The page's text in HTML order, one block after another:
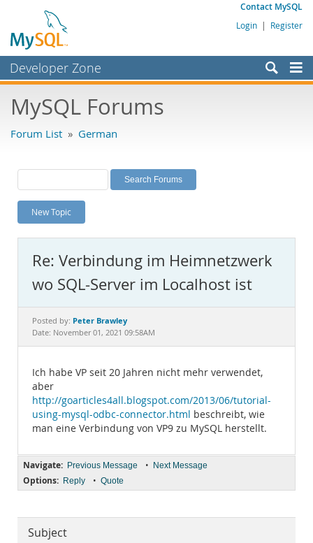
Contact MySQL
Login | Register
Developer Zone
Bugs
Labs
Planet MySQL
News and Events
MySQL.com
Downloads
Documentation
MySQL Forums
Forum List » German
New Topic
Re: Verbindung im Heimnetzwerk
wo SQL-Server im Localhost ist
Posted by: Peter Brawley
Date: November 01, 2021 09:58AM
Ich habe VP seit 20 Jahren nicht mehr verwendet,
aber
http://goarticles4all.blogspot.com/2013/06/tutorial-
using-mysql-odbc-connector.html beschreibt, wie
man eine Verbindung von VP9 zu MySQL herstellt.
Navigate: Previous Message • Next Message
Options: Reply • Quote
Subject